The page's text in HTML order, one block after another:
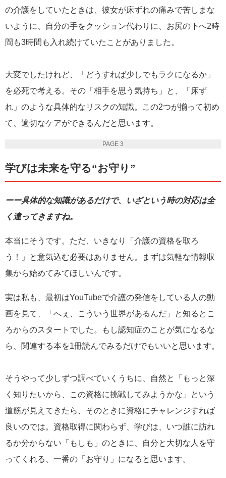
の介護をしていたときは、彼女が床ずれの痛みで苦しまな
いように、自分の手をクッション代わりに、お尻の下へ2時
間も3時間も入れ続けていたことがありました。
大変でしたけれど、「どうすれば少しでもラクになるか」
を必死で考える。その「相手を思う気持ち」と、「床ず
れ」のような具体的なリスクの知識。この2つが揃って初め
て、適切なケアができるんだと思います。
PAGE 3
学びは未来を守る“お守り”
ーー具体的な知識があるだけで、いざという時の対応は全
く違ってきますね。
本当にそうです。ただ、いきなり「介護の資格を取ろ
う！」と意気込む必要はありません。まずは気軽な情報収
集から始めてみてほしいんです。
実は私も、最初はYouTubeで介護の発信をしている人の動
画を見て、「へぇ、こういう世界があるんだ」と知るとこ
ろからのスタートでした。もし認知症のことが気になるな
ら、関連する本を1冊読んでみるだけでもいいと思います。
そうやって少しずつ調べていくうちに、自然と「もっと深
く知りたいから、この資格に挑戦してみようかな」という
道筋が見えてきたら、そのときに資格にチャレンジすれば
良いのでは。資格取得に関わらず、学びは、いつ誰に訪れ
るか分からない「もしも」のときに、自分と大切な人を守
ってくれる、一番の「お守り」になると思います。